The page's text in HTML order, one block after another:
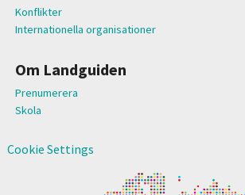
Konflikter
Internationella organisationer
Om Landguiden
Prenumerera
Skola
Cookie Settings